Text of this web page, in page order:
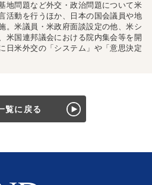
地問題など外交・政治問題について米
活動を行うほか、日本の国会議員や地
。米議員・米政府面談設定の他、米シ
米国連邦議会における院内集会等を開
日米外交の「システム」や「意思決定
覧に戻る